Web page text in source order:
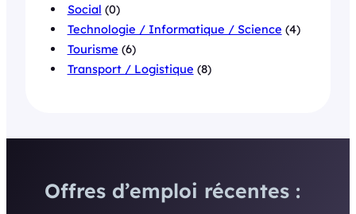
Social (0)
Technologie / Informatique / Science (4)
Tourisme (6)
Transport / Logistique (8)
Offres d’emploi récentes :